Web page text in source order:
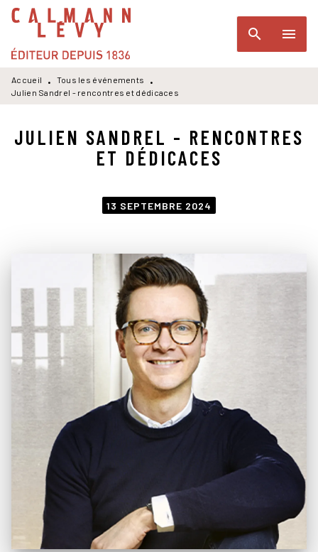
MENU RECHERCHE
PIED DE PAGE
search menu
Accueil • Tous les événements
•
Julien Sandrel - rencontres et dédicaces
JULIEN SANDREL - RENCONTRES
ET DÉDICACES
13 SEPTEMBRE 2024